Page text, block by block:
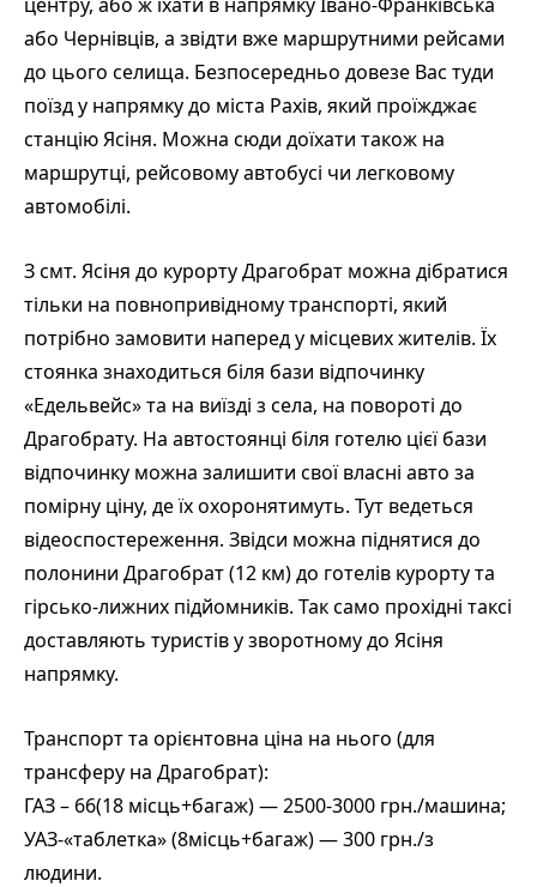
або Чернівців, а звідти вже маршрутними рейсами
до цього селища. Безпосередньо довезе Вас туди
поїзд у напрямку до міста Рахів, який проїжджає
станцію Ясіня. Можна сюди доїхати також на
маршрутці, рейсовому автобусі чи легковому
автомобілі.
З смт. Ясіня до курорту Драгобрат можна дібратися
тільки на повнопривідному транспорті, який
потрібно замовити наперед у місцевих жителів. Їх
стоянка знаходиться біля бази відпочинку
«Едельвейс» та на виїзді з села, на повороті до
Драгобрату. На автостоянці біля готелю цієї бази
відпочинку можна залишити свої власні авто за
помірну ціну, де їх охоронятимуть. Тут ведеться
відеоспостереження. Звідси можна піднятися до
полонини Драгобрат (12 км) до готелів курорту та
гірсько-лижних підйомників. Так само прохідні таксі
доставляють туристів у зворотному до Ясіня
напрямку.
Транспорт та орієнтовна ціна на нього (для
трансферу на Драгобрат):
ГАЗ – 66(18 місць+багаж) — 2500-3000 грн./машина;
УАЗ-«таблетка» (8місць+багаж) — 300 грн./з
людини.